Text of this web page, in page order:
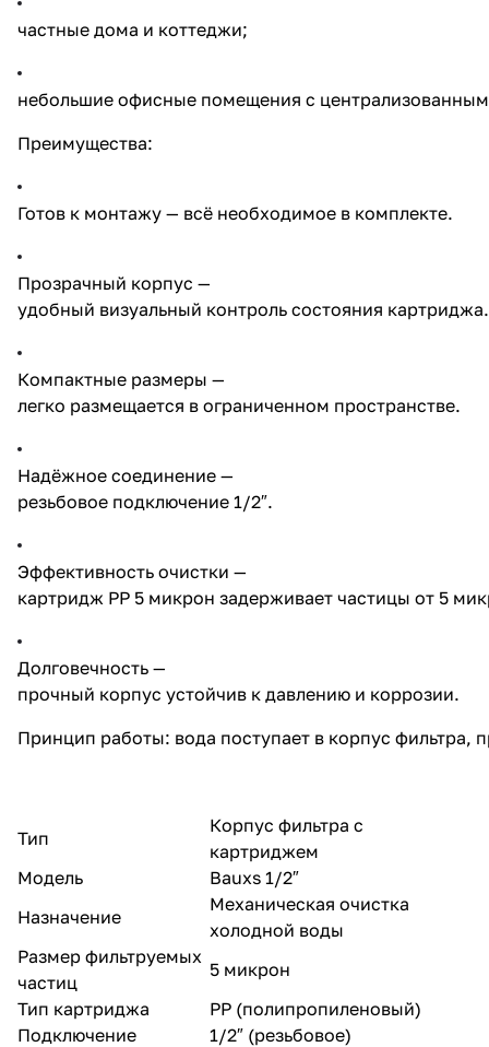
частные дома и коттеджи;
небольшие офисные помещения с
Преимущества:
Готов к монтажу — всё необходимое в комплекте.
Прозрачный корпус —
удобный визуальный контроль состояния картриджа.
Компактные размеры —
легко размещается в ограниченном пространстве.
Надёжное соединение —
резьбовое подключение 1/2″.
Эффективность очистки —
картридж PP 5 микрон задерживает частицы от 5
Долговечность —
прочный корпус устойчив к давлению и коррозии.
Принцип работы: вода поступает в корпус
Тип
Корпус фильтра с
картриджем
Модель
Bauxs 1/2″
Назначение
Механическая очистка
холодной воды
Размер фильтруемых
частиц
5 микрон
Тип картриджа
PP (полипропиленовый)
Подключение
1/2″ (резьбовое)